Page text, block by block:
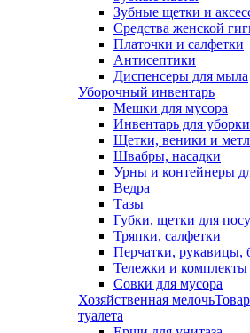
Зубные щетки и
Средства женской
Платочки и салфетки
Антисептики
Диспенсеры для мыла
Уборочный инвентарь
Мешки для мусора
Инвентарь для
Щетки, веники и
Швабры, насадки
Урны и контейнеры
Ведра
Тазы
Губки, щетки для
Тряпки, салфетки
Перчатки, рукавицы,
Тележки и комплекты
Совки для мусора
Хозяйственная мелочь
туалета